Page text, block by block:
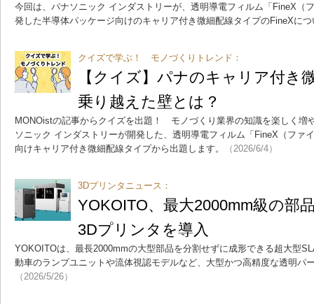
今回は、パナソニック インダストリーが、透明導電フィルム「FineX（
発した半導体パッケージ向けのキャリア付き微細配線タイプのFineXに
クイズで学ぶ！ モノづくりトレンド：
【クイズ】パナのキャリア付き
乗り越えた壁とは？
MONOistの記事からクイズを出題！ モノづくり業界の知識を楽しく増
ソニック インダストリーが開発した、透明導電フィルム「FineX（ファ
向けキャリア付き微細配線タイプから出題します。
（2026/6/4）
3Dプリンタニュース：
YOKOITO、最大2000mm級の部
3Dプリンタを導入
YOKOITOは、最長2000mmの大型部品を分割せずに成形できる超大型
動車のランプユニットや流体視認モデルなど、大型かつ高精度な透明パ
（2026/5/26）